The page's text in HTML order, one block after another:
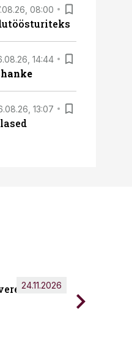
08:00
14:44
13:07
2026
24.11.2026